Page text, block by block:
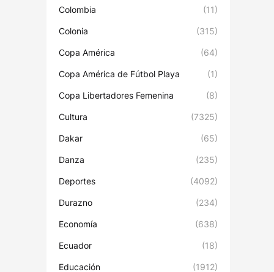
Colombia (11)
Colonia (315)
Copa América (64)
Copa América de Fútbol Playa (1)
Copa Libertadores Femenina (8)
Cultura (7325)
Dakar (65)
Danza (235)
Deportes (4092)
Durazno (234)
Economía (638)
Ecuador (18)
Educación (1912)